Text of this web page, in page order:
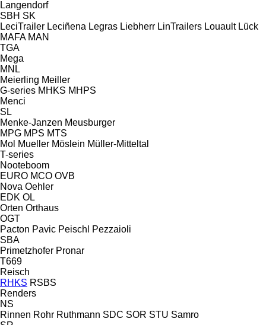
Langendorf
SBH SK
LeciTrailer Leciñena Legras Liebherr LinTrailers Louault Lück
MAFA MAN
TGA
Mega
MNL
Meierling Meiller
G-series MHKS MHPS
Menci
SL
Menke-Janzen Meusburger
MPG MPS MTS
Mol Mueller Möslein Müller-Mitteltal
T-series
Nooteboom
EURO MCO OVB
Nova Oehler
EDK OL
Orten Orthaus
OGT
Pacton Pavic Peischl
Pezzaioli
SBA
Primetzhofer Pronar
T669
Reisch
RHKS RSBS
Renders
NS
Rinnen Rohr Ruthmann SDC SOR STU Samro